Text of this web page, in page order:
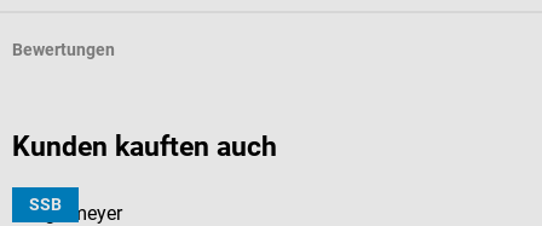
Bewertungen
Kunden kauften auch
SSB
Stiegelmeyer